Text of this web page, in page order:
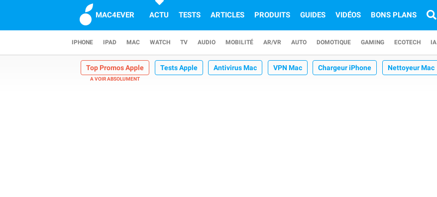
MAC4EVER ACTU TESTS ARTICLES PRODUITS GUIDES VIDÉOS BONS PLANS
IPHONE IPAD MAC WATCH TV AUDIO MOBILITÉ AR/VR AUTO DOMOTIQUE GAMING ECOTECH IA
Top Promos Apple Tests Apple Antivirus Mac VPN Mac Chargeur iPhone Nettoyeur Mac